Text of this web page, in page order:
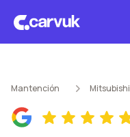
Mantención kilometraje
Revisión técnica
Mantención Mitsubishi